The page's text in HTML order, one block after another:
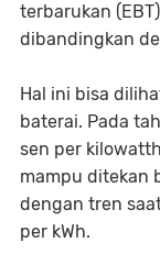
terbarukan
dibandingkan
Hal ini bisa
baterai. Pada
sen per
mampu ditekan
dengan tren
per kWh.